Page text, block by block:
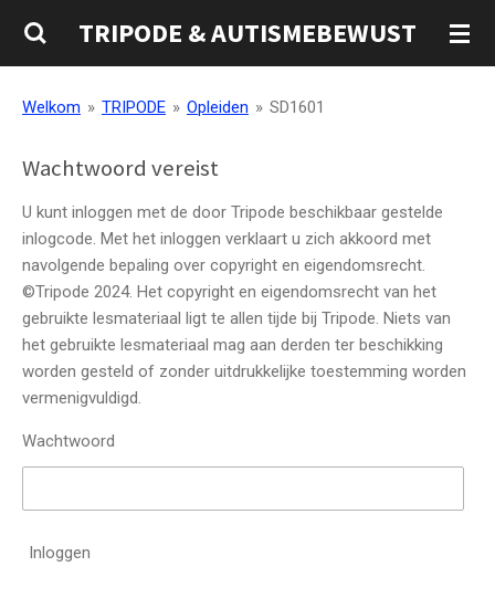
Ga
direct
de
TRIPODE & AUTISMEBEWUST
Welkom » TRIPODE » Opleiden » SD1601
Wachtwoord vereist
U kunt inloggen met de door Tripode beschikbaar gestelde
inlogcode. Met het inloggen verklaart u zich akkoord met
navolgende bepaling over copyright en eigendomsrecht.
©Tripode 2024. Het copyright en eigendomsrecht van het
gebruikte lesmateriaal ligt te allen tijde bij Tripode. Niets van
het gebruikte lesmateriaal mag aan derden ter beschikking
worden gesteld of zonder uitdrukkelijke toestemming worden
vermenigvuldigd.
Wachtwoord
Inloggen